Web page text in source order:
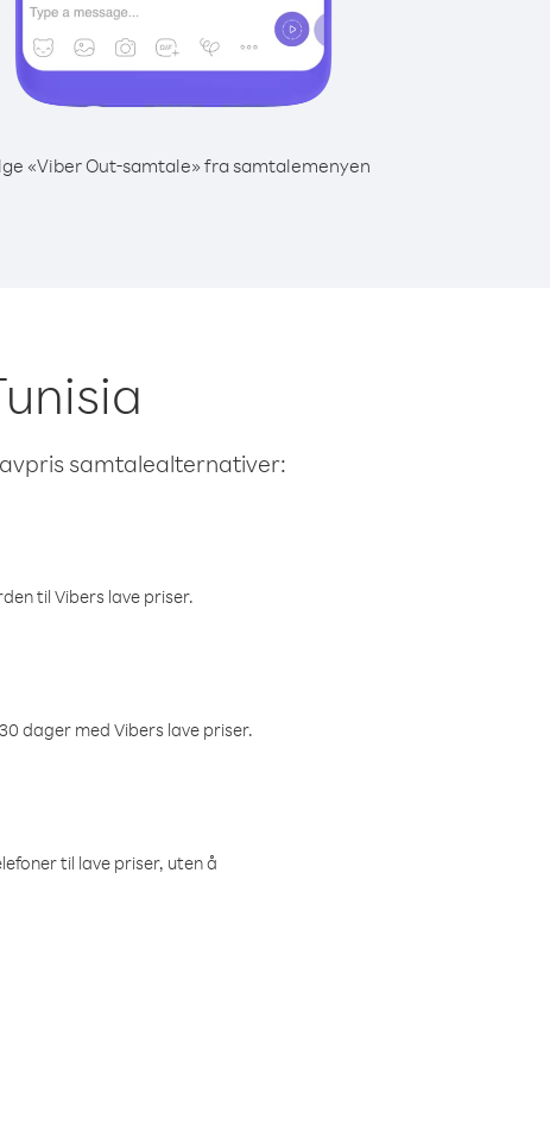
«Viber Out-samtale» fra samtalemenyen
samtalealternativer:
til Vibers lave priser.
dager med Vibers lave priser.
til lave priser, uten å